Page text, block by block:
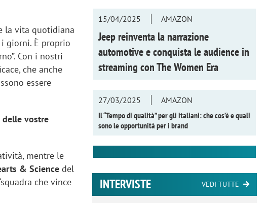
la vita quotidiana
giorni. È proprio
Con i nostri
che anche
essere
vostre
mentre le
& Science del
che vince
15/04/2025 AMAZON
Jeep reinventa la narrazione
automotive e conquista le audience in
streaming conThe Women Era
27/03/2025
AMAZON
Il “Tempo di qualità” per gli italiani: che cos’è e quali
sono le opportunità per i brand
INTERVISTE VEDI TUTTE